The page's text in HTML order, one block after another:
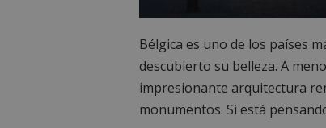
Bélgica es uno de los países
descubierto su belleza. A
impresionante arquitectura
monumentos. Si está